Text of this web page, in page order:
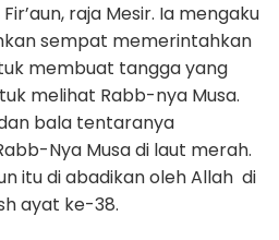
raja Mesir. Ia mengaku
sempat memerintahkan
membuat tangga yang
melihat Rabb-nya Musa.
bala tentaranya
Nya Musa di laut merah.
itu di abadikan oleh Allah di
ayat ke-38.